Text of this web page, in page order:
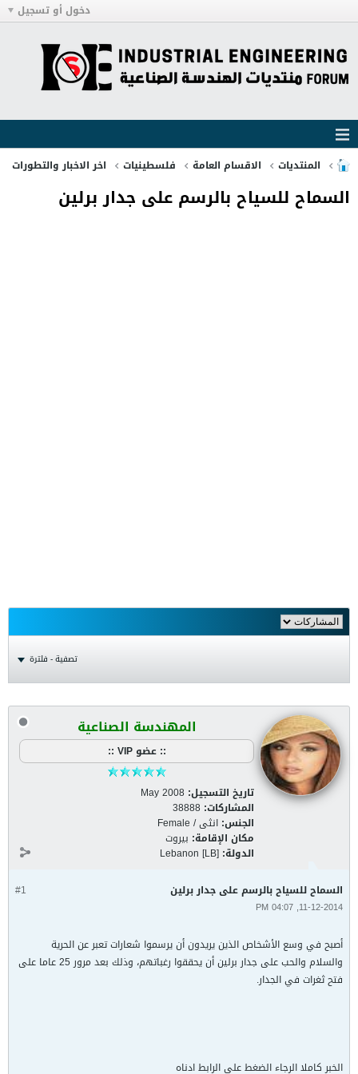
دخول أو تسجيل
المنتديات الاقسام العامة فلسطينيات اخر الاخبار والتطورات
السماح للسياح بالرسم على جدار برلين
تصفية - فلترة
المهندسة الصناعية
:: عضو VIP ::
تاريخ التسجيل: May 2008
المشاركات: 38888
الجنس: انثى / Female
مكان الإقامة: بيروت
الدولة: Lebanon [LB]
#1 السماح للسياح بالرسم على جدار برلين
11-12-2014, 04:07 PM
أصبح في وسع الأشخاص الذين يريدون أن يرسموا شعارات تعبر عن الحرية
والسلام والحب على جدار برلين أن يحققوا رغباتهم، وذلك بعد مرور 25 عاما على
فتح ثغرات في الجدار.
الخبر كاملا الرجاء الضغط على الرابط ادناه